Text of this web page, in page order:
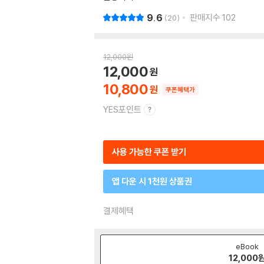
9.6 20 판매지수 102
12,000원
10,800
12,000
쿠폰혜택가
YES포인트
사용 가능한 쿠폰 받기
앱 다운 시 1천원 상품권
결제혜택
eBook
12,000